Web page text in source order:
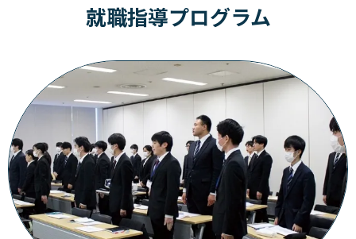
就職指導プログラム